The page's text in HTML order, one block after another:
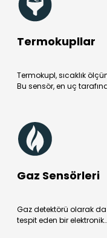
Termokupllar
Termokupl, sıcaklık
Bu sensör, en uç
Gaz Sensörleri
Gaz detektörü olarak
tespit eden bir elektronik…